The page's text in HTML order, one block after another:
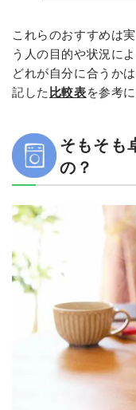
これらのおすすめは
う人の目的や状況に
どれが自分に合うか
記した比較表を参考
そもそも
の？